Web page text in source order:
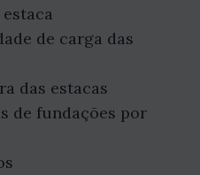
de carga das
das estacas
de fundações por